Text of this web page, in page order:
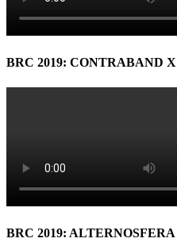
BRC 2019: CONTRABAND X
BRC 2019: ALTERNOSFERA